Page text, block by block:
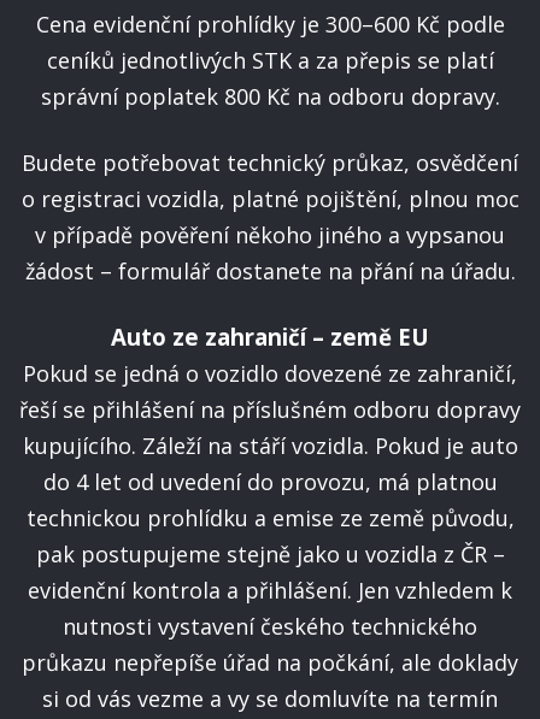
Cena evidenční prohlídky je 300–600 Kč podle
ceníků jednotlivých STK a za přepis se platí
správní poplatek 800 Kč na odboru dopravy.
Budete potřebovat technický průkaz, osvědčení
o registraci vozidla, platné pojištění, plnou moc
v případě pověření někoho jiného a vypsanou
žádost – formulář dostanete na přání na úřadu.
Auto ze zahraničí – země EU
Pokud se jedná o vozidlo dovezené ze zahraničí,
řeší se přihlášení na příslušném odboru dopravy
kupujícího. Záleží na stáří vozidla. Pokud je auto
do 4 let od uvedení do provozu, má platnou
technickou prohlídku a emise ze země původu,
pak postupujeme stejně jako u vozidla z ČR –
evidenční kontrola a přihlášení. Jen vzhledem k
nutnosti vystavení českého technického
průkazu nepřepíše úřad na počkání, ale doklady
si od vás vezme a vy se domluvíte na termín